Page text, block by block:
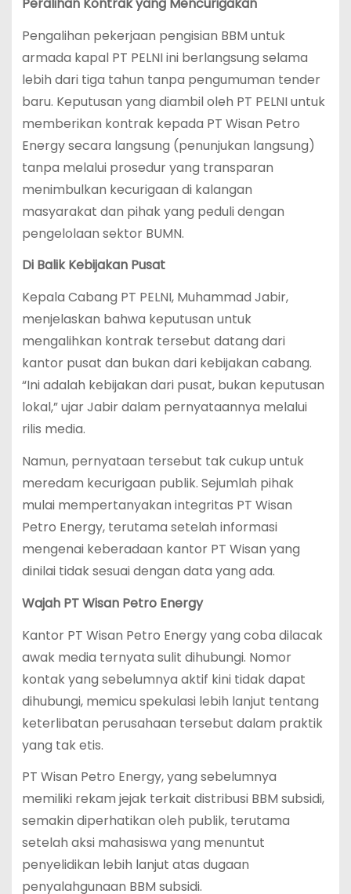
Pengalihan pekerjaan pengisian BBM untuk
armada kapal PT PELNI ini berlangsung selama
lebih dari tiga tahun tanpa pengumuman tender
baru. Keputusan yang diambil oleh PT PELNI untuk
memberikan kontrak kepada PT Wisan Petro
Energy secara langsung (penunjukan langsung)
tanpa melalui prosedur yang transparan
menimbulkan kecurigaan di kalangan
masyarakat dan pihak yang peduli dengan
pengelolaan sektor BUMN.
Di Balik Kebijakan Pusat
Kepala Cabang PT PELNI, Muhammad Jabir,
menjelaskan bahwa keputusan untuk
mengalihkan kontrak tersebut datang dari
kantor pusat dan bukan dari kebijakan cabang.
“Ini adalah kebijakan dari pusat, bukan keputusan
lokal,” ujar Jabir dalam pernyataannya melalui
rilis media.
Namun, pernyataan tersebut tak cukup untuk
meredam kecurigaan publik. Sejumlah pihak
mulai mempertanyakan integritas PT Wisan
Petro Energy, terutama setelah informasi
mengenai keberadaan kantor PT Wisan yang
dinilai tidak sesuai dengan data yang ada.
Wajah PT Wisan Petro Energy
Kantor PT Wisan Petro Energy yang coba dilacak
awak media ternyata sulit dihubungi. Nomor
kontak yang sebelumnya aktif kini tidak dapat
dihubungi, memicu spekulasi lebih lanjut tentang
keterlibatan perusahaan tersebut dalam praktik
yang tak etis.
PT Wisan Petro Energy, yang sebelumnya
memiliki rekam jejak terkait distribusi BBM subsidi,
semakin diperhatikan oleh publik, terutama
setelah aksi mahasiswa yang menuntut
penyelidikan lebih lanjut atas dugaan
penyalahgunaan BBM subsidi.